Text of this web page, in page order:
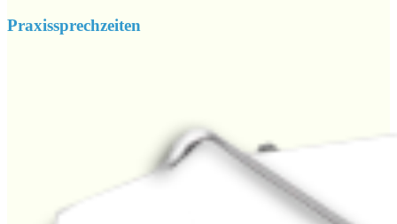
Praxissprechzeiten